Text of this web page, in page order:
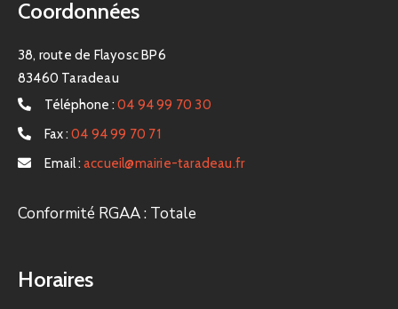
Coordonnées
38, route de Flayosc BP6
83460 Taradeau
Téléphone : 04 94 99 70 30
Fax : 04 94 99 70 71
Email : accueil@mairie-taradeau.fr
Conformité RGAA : Totale
Horaires